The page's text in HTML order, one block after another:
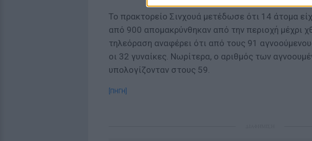
Το πρακτορείο Σινχουά μετέδωσε ότι 14 άτομα
από 900 απομακρύνθηκαν από την περιοχή μέχρι
τηλεόραση αναφέρει ότι από τους 91
οι 32 γυναίκες. Νωρίτερα, ο αριθμός των
υπολογίζονταν στους 59.
[ΠΗΓΗ]